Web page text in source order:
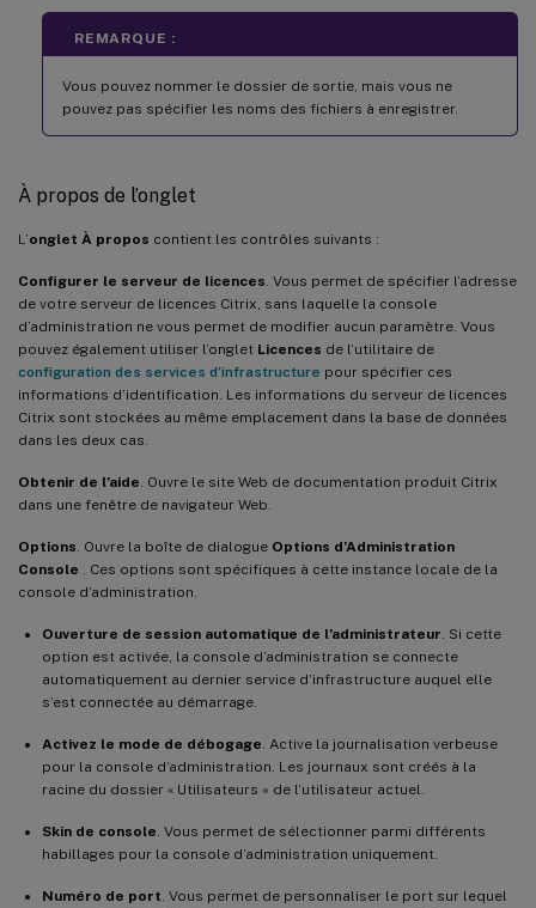
REMARQUE :
Vous pouvez nommer le dossier de sortie, mais vous ne
pouvez pas spécifier les noms des fichiers à enregistrer.
À propos de l’onglet
L’onglet À propos contient les contrôles suivants :
Configurer le serveur de licences . Vous permet de spécifier l’adresse
de votre serveur de licences Citrix, sans laquelle la console
d’administration ne vous permet de modifier aucun paramètre. Vous
pouvez également utiliser l’onglet Licences de l’utilitaire de
configuration des services d’infrastructure pour spécifier ces
informations d’identification. Les informations du serveur de licences
Citrix sont stockées au même emplacement dans la base de données
dans les deux cas.
Obtenir de l’aide . Ouvre le site Web de documentation produit Citrix
dans une fenêtre de navigateur Web.
Options . Ouvre la boîte de dialogue Options d’Administration
Console . Ces options sont spécifiques à cette instance locale de la
console d’administration.
Ouverture de session automatique de l’administrateur . Si cette
option est activée, la console d’administration se connecte
automatiquement au dernier service d’infrastructure auquel elle
s’est connectée au démarrage.
Activez le mode de débogage . Active la journalisation verbeuse
pour la console d’administration. Les journaux sont créés à la
racine du dossier « Utilisateurs » de l’utilisateur actuel.
Skin de console . Vous permet de sélectionner parmi différents
habillages pour la console d’administration uniquement.
Numéro de port . Vous permet de personnaliser le port sur lequel